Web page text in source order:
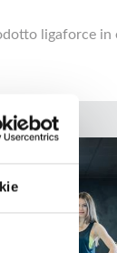
ligaforce in